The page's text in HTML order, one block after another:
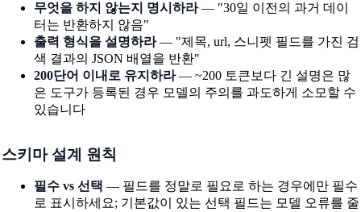
무엇을 하지 않는지 명시하라— "30일 이전의 과거 데이
터는 반환하지 않음"
출력 형식을 설명하라— "제목, url, 스니펫 필드를 가진 검
색 결과의 JSON 배열을 반환"
200단어 이내로 유지하라— ~200 토큰보다 긴 설명은 많
은 도구가 등록된 경우 모델의 주의를 과도하게 소모할 수
있습니다
스키마 설계 원칙
필수 vs 선택 — 필드를 정말로 필요로 하는 경우에만 필수
로 표시하세요; 기본값이 있는 선택 필드는 모델 오류를 줄